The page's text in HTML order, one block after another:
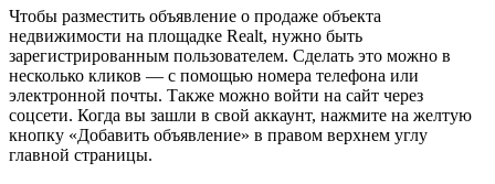
Чтобы разместить объявление о продаже объекта
недвижимости на площадке Realt, нужно быть
зарегистрированным пользователем. Сделать это можно в
несколько кликов — с помощью номера телефона или
электронной почты. Также можно войти на сайт через
соцсети. Когда вы зашли в свой аккаунт, нажмите на желтую
кнопку «Добавить объявление» в правом верхнем углу
главной страницы.